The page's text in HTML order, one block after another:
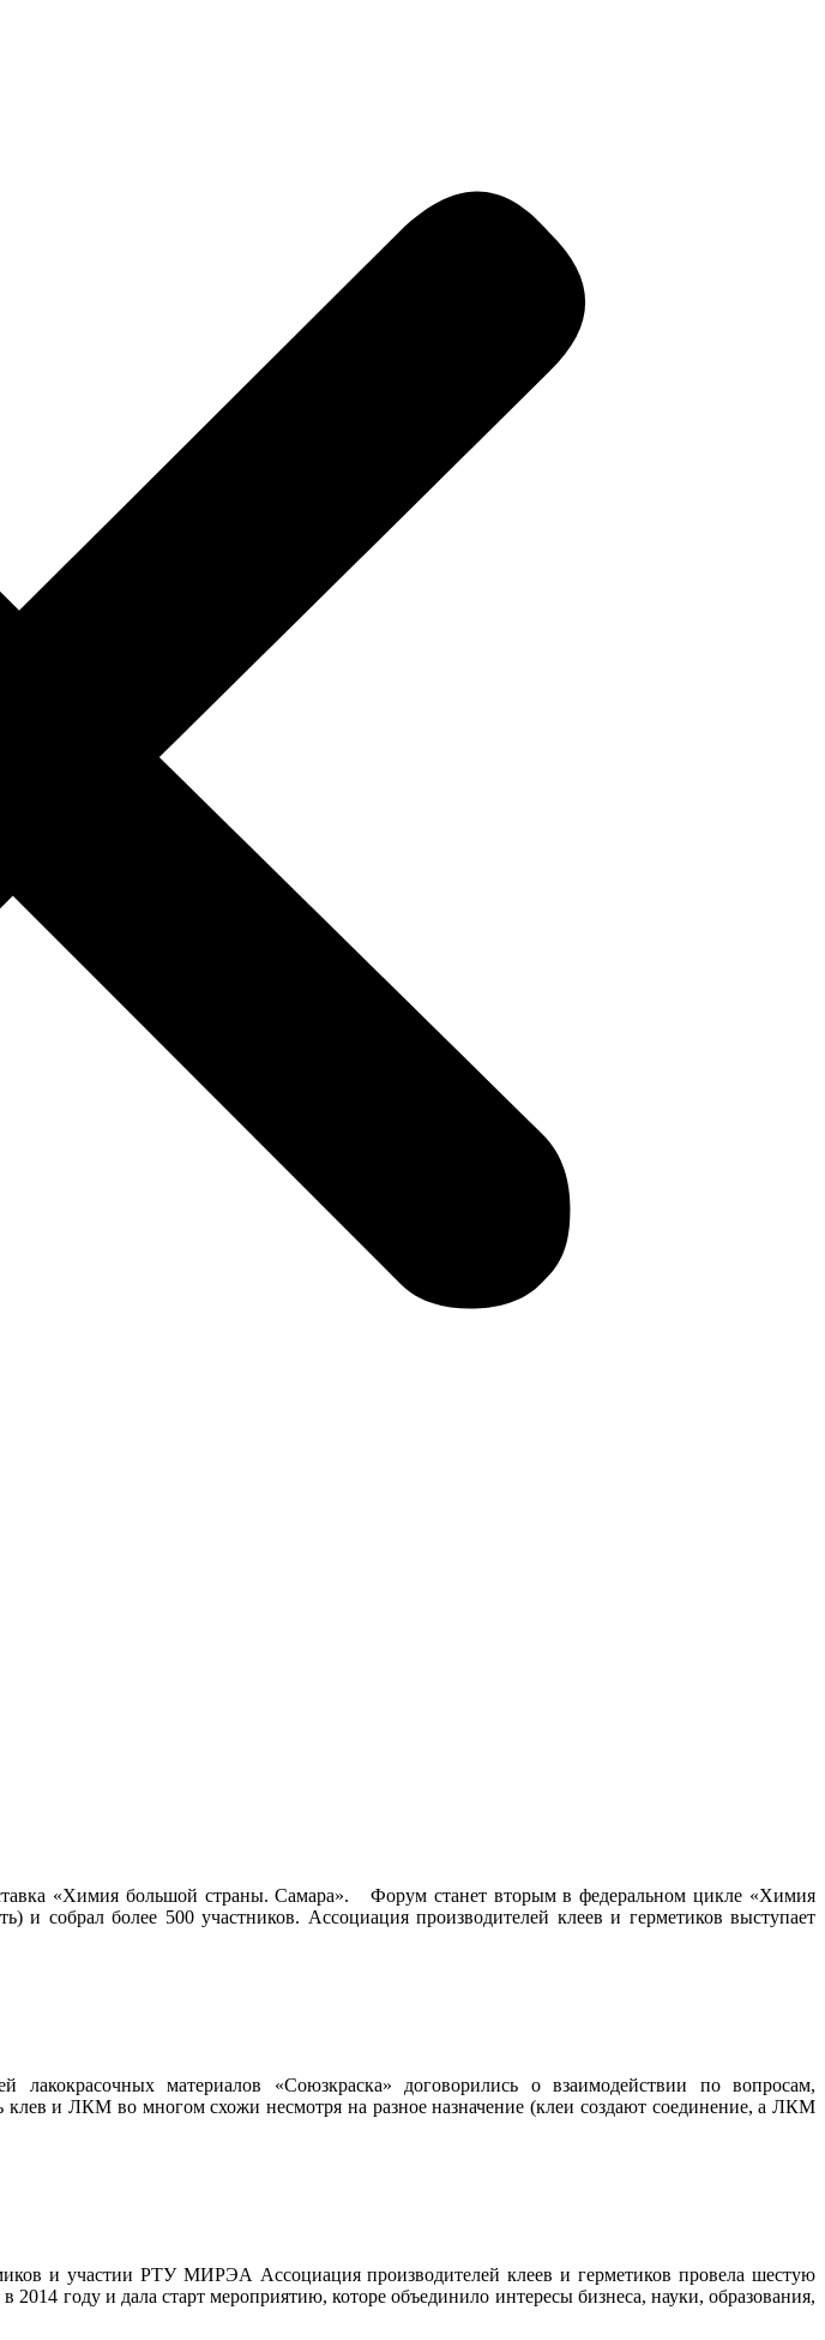
«Химия большой страны. Самара». Форум станет вторым в федеральном цикле «Химия
собрал более 500 участников. Ассоциация производителей клеев и герметиков выступает
материалов «Союзкраска» договорились о взаимодействии по вопросам,
и ЛКМ во многом схожи несмотря на разное назначение (клеи создают соединение, а ЛКМ
и участии РТУ МИРЭА Ассоциация производителей клеев и герметиков провела шестую
году и дала старт мероприятию, которе объединило интересы бизнеса, науки, образования,